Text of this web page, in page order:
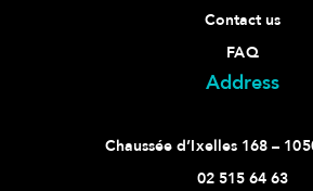
Contact us
FAQ
Address
Chaussée d’Ixelles 168 –
02 515 64 63